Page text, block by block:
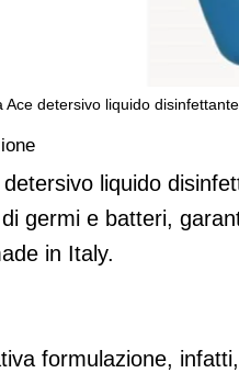
Ace detersivo liquido disinfettante
Ace
liquido
germi e batteri,
in Italy.
formulazione,